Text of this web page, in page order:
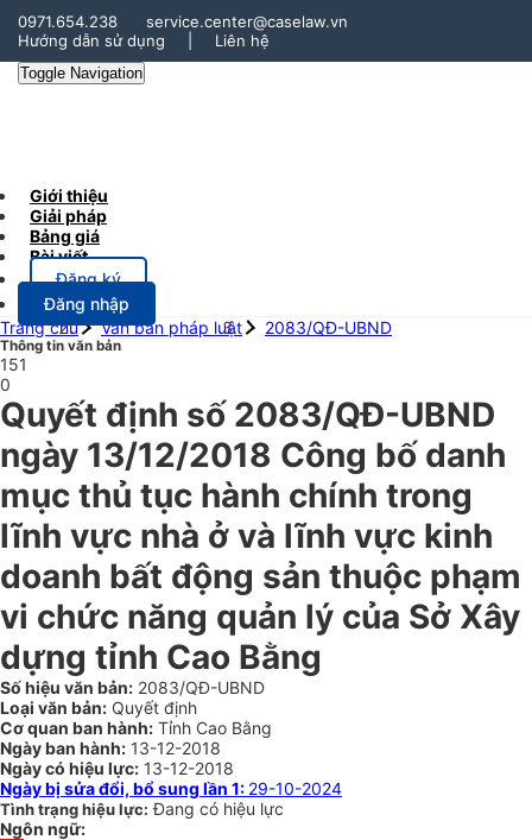
0971.654.238
service.center@caselaw.vn
Hướng dẫn sử dụng
Liên hệ
Toggle Navigation
Giới thiệu
Giải pháp
Bảng giá
Bài viết
Đăng ký
Đăng nhập
Trang chủ
Văn bản pháp luật 2083/QĐ-UBND
Thông tin văn bản
151
0
Quyết định số 2083/QĐ-UBND
ngày 13/12/2018 Công bố danh
mục thủ tục hành chính trong
lĩnh vực nhà ở và lĩnh vực kinh
doanh bất động sản thuộc phạm
vi chức năng quản lý của Sở Xây
dựng tỉnh Cao Bằng
Số hiệu văn bản: 2083/QĐ-UBND
Loại văn bản: Quyết định
Cơ quan ban hành: Tỉnh Cao Bằng
Ngày ban hành: 13-12-2018
Ngày có hiệu lực: 13-12-2018
Ngày bị sửa đổi, bổ sung lần 1: 29-10-2024
Tình trạng hiệu lực: Đang có hiệu lực
Ngôn ngữ: